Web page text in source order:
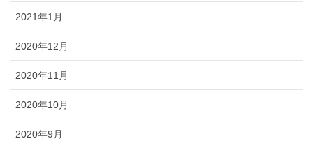
2021年1月
2020年12月
2020年11月
2020年10月
2020年9月